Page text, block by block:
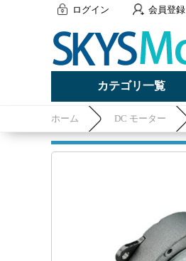
ログイン 会員登録
カテゴリ一覧
ホーム DC モーター